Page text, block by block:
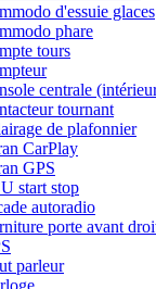
d'essuie glaces
phare
tours
centrale
tournant
de plafonnier
CarPlay
GPS
start stop
autoradio
porte avant
parleur